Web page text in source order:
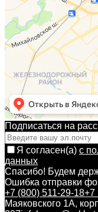
Подписаться на
Я согласен(a) с
данных
Спасибо! Будем
Ошибка отправки
+7 (800) 511-29-18+7
Маяковского 1А,